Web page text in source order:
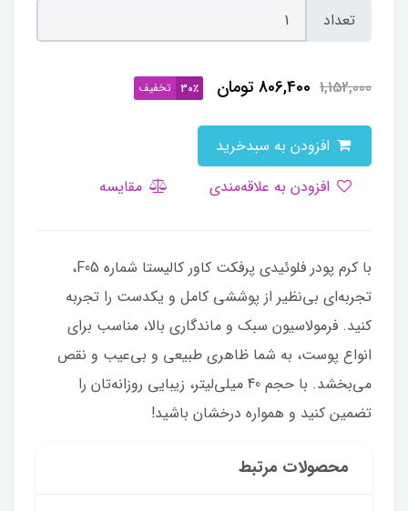
تعداد
1,152,000
806,400تومان 30٪ تخفیف
مقایسه
با کرم پودر فلوئیدی پرفکت کاور کالیستا شماره F05،
تجربه‌ای بی‌نظیر از پوششی کامل و یکدست را تجربه
کنید. فرمولاسیون سبک و ماندگاری بالا، مناسب برای
انواع پوست، به شما ظاهری طبیعی و بی‌عیب و نقص
می‌بخشد. با حجم 40 میلی‌لیتر، زیبایی روزانه‌تان را
تضمین کنید و همواره درخشان باشید!
محصولات مرتبط